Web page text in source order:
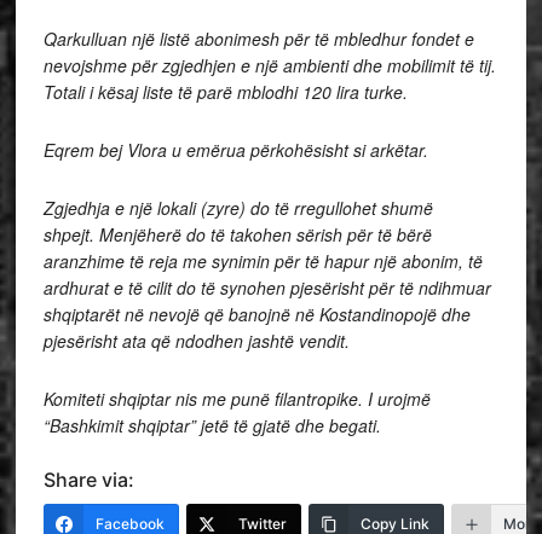
Qarkulluan një listë abonimesh për të mbledhur fondet e
nevojshme për zgjedhjen e një ambienti dhe mobilimit të tij.
Totali i kësaj liste të parë mblodhi 120 lira turke.
Eqrem bej Vlora u emërua përkohësisht si arkëtar.
Zgjedhja e një lokali (zyre) do të rregullohet shumë
shpejt. Menjëherë do të takohen sërish për të bërë
aranzhime të reja me synimin për të hapur një abonim, të
ardhurat e të cilit do të synohen pjesërisht për të ndihmuar
shqiptarët në nevojë që banojnë në Kostandinopojë dhe
pjesërisht ata që ndodhen jashtë vendit.
Komiteti shqiptar nis me punë filantropike. I urojmë
“Bashkimit shqiptar” jetë të gjatë dhe begati.
Share via:
Facebook Twitter Copy Link More